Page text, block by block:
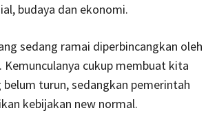
budaya dan ekonomi.
sedang ramai diperbincangkan oleh
cukup membuat kita
turun, sedangkan pemerintah
kebijakan new normal.